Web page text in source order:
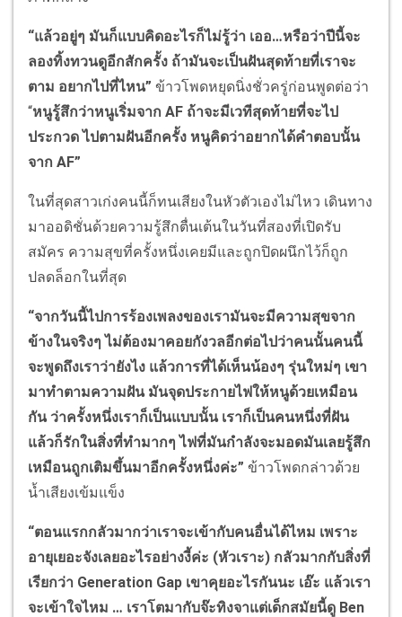
“แล้วอยู่ๆ มันก็แบบคิดอะไรก็ไม่รู้ว่า เออ…หรือว่าปีนี้จะ
ลองทิ้งทวนดูอีกสักครั้ง ถ้ามันจะเป็นฝันสุดท้ายที่เราจะ
ตาม อยากไปที่ไหน” ข้าวโพดหยุดนิ่งชั่วครู่ก่อนพูดต่อว่า
“หนูรู้สึกว่าหนูเริ่มจาก AF ถ้าจะมีเวทีสุดท้ายที่จะไป
ประกวด ไปตามฝันอีกครั้ง หนูคิดว่าอยากได้คำตอบนั้น
จาก AF”
ในที่สุดสาวเก่งคนนี้ก็ทนเสียงในหัวตัวเองไม่ไหว เดินทาง
มาออดิชั่นด้วยความรู้สึกตื่นเต้นในวันที่สองที่เปิดรับ
สมัคร ความสุขที่ครั้งหนึ่งเคยมีและถูกปิดผนึกไว้ก็ถูก
ปลดล็อกในที่สุด
“จากวันนี้ไปการร้องเพลงของเรามันจะมีความสุขจาก
ข้างในจริงๆ ไม่ต้องมาคอยกังวลอีกต่อไปว่าคนนั้นคนนี้
จะพูดถึงเราว่ายังไง แล้วการที่ได้เห็นน้องๆ รุ่นใหม่ๆ เขา
มาทำตามความฝัน มันจุดประกายไฟให้หนูด้วยเหมือน
กัน ว่าครั้งหนึ่งเราก็เป็นแบบนั้น เราก็เป็นคนหนึ่งที่ฝัน
แล้วก็รักในสิ่งที่ทำมากๆ ไฟที่มันกำลังจะมอดมันเลยรู้สึก
เหมือนถูกเติมขึ้นมาอีกครั้งหนึ่งค่ะ” ข้าวโพดกล่าวด้วย
น้ำเสียงเข้มแข็ง
“ตอนแรกกลัวมากว่าเราจะเข้ากับคนอื่นได้ไหม เพราะ
อายุเยอะจังเลยอะไรอย่างงี้ค่ะ (หัวเราะ) กลัวมากกับสิ่งที่
เรียกว่า Generation Gap เขาคุยอะไรกันนะ เอ๊ะ แล้วเรา
จะเข้าใจไหม … เราโตมากับจ๊ะทิงจาแต่เด็กสมัยนี้ดู Ben